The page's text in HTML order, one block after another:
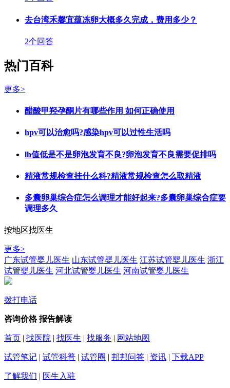
去台湾禾馨宜蕴冻卵大概多久完成，费用多少？
2个回答
热门百科
更多>
醋酸甲羟孕酮片有哪些作用 如何正确使用
hpv可以治愈吗?感染hpv可以过性生活吗
lh值低是不是卵泡发育不良?卵泡发育不良需要促排吗
精液常规检查挂什么科?精液常规检查怎么取精液
多囊卵巢综合症怎么调理才能好起来?多囊卵巢综合症要
调理多久
按地区找医生
更多>
广东试管婴儿医生 山东试管婴儿医生 江苏试管婴儿医生 浙江
试管婴儿医生 河北试管婴儿医生 河南试管婴儿医生
拨打电话
咨询价格 报告解读
首页 | 找医院 | 找医生 | 找服务 | 网站地图
试管笔记 | 试管科普 | 试管圈 | 邦邦问答 | 资讯 | 下载APP
了解我们 | 医生入驻